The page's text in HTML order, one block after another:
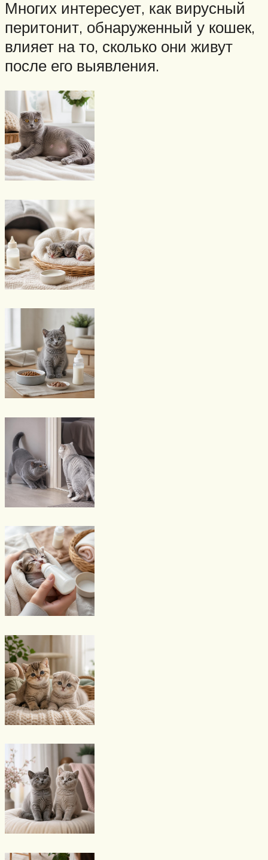
Многих интересует, как вирусный
перитонит, обнаруженный у кошек,
влияет на то, сколько они живут
после его выявления.